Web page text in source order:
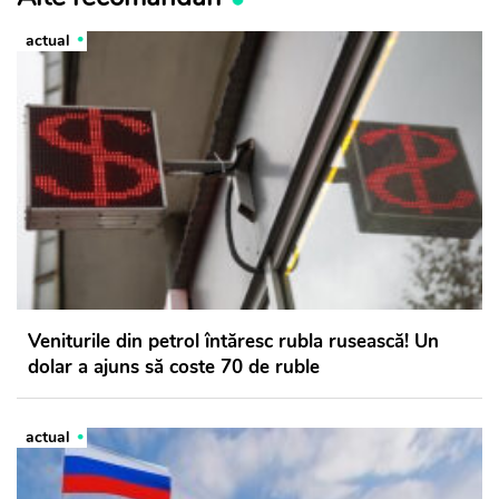
actual
Veniturile din petrol întăresc rubla rusească! Un
dolar a ajuns să coste 70 de ruble
actual